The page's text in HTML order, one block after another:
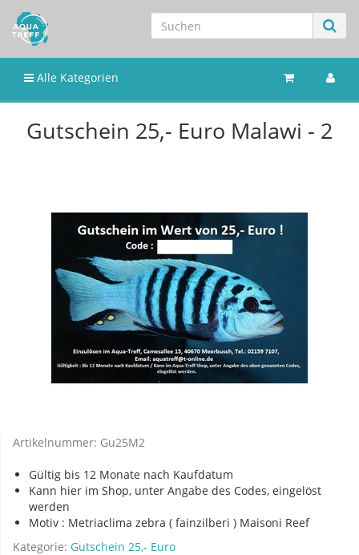
Alle Kategorien
Gutschein 25,- Euro Malawi - 2
Artikelnummer: Gu25M2
Gültig bis 12 Monate nach Kaufdatum
Kann hier im Shop, unter Angabe des Codes, eingelöst
werden
Motiv : Metriaclima zebra ( fainzilberi ) Maisoni Reef
Kategorie: Gutschein 25,- Euro